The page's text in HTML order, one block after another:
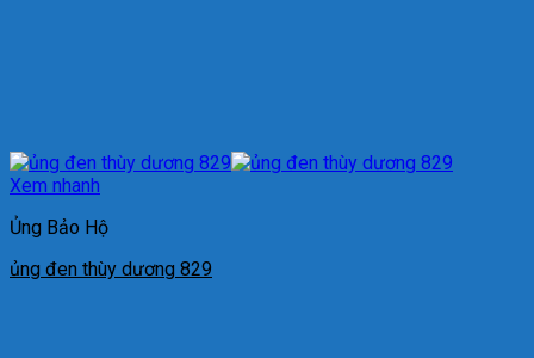
Xem nhanh
Ủng Bảo Hộ
ủng đen thùy dương 829